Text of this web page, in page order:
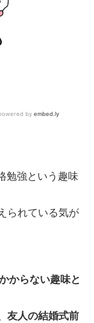
勉強という趣味
られている気が
からない趣味と
友人の結婚式前